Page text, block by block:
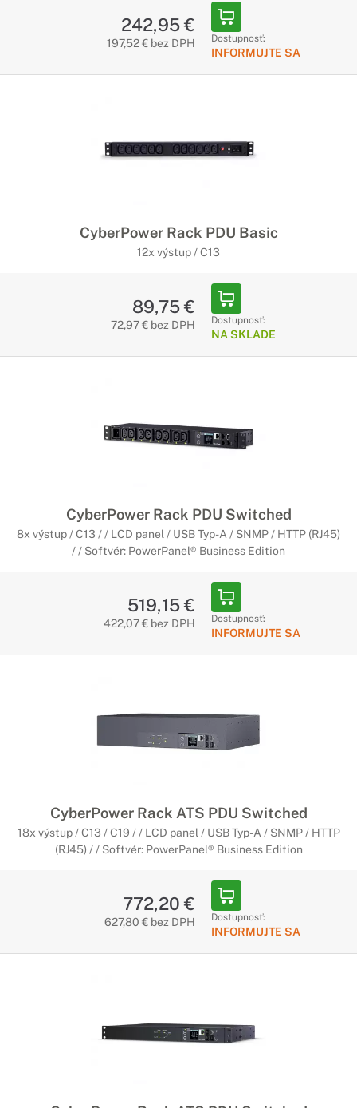
242,95 €
197,52 € bez DPH Dostupnosť:
INFORMUJTE SA
CyberPower Rack PDU Basic
12x výstup / C13
89,75 €
72,97 € bez DPH Dostupnosť:
NA SKLADE
CyberPower Rack PDU Switched
8x výstup / C13 / / LCD panel / USB Typ-A / SNMP / HTTP (RJ45)
/ / Softvér: PowerPanel® Business Edition
519,15 €
422,07 € bez DPH Dostupnosť:
INFORMUJTE SA
CyberPower Rack ATS PDU Switched
18x výstup / C13 / C19 / / LCD panel / USB Typ-A / SNMP / HTTP
(RJ45) / / Softvér: PowerPanel® Business Edition
772,20 €
627,80 € bez DPH Dostupnosť:
INFORMUJTE SA